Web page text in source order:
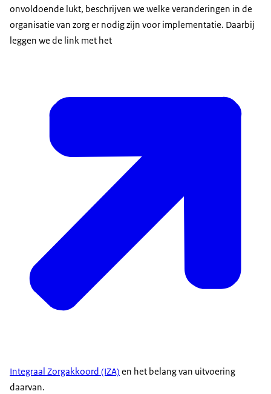
onvoldoende lukt, beschrijven we welke veranderingen in de
organisatie van zorg er nodig zijn voor implementatie. Daarbij
leggen we de link met het
Integraal Zorgakkoord (IZA) en het belang van uitvoering
daarvan.